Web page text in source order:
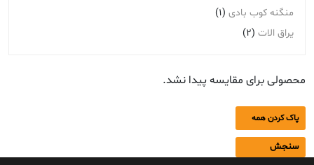
منگنه کوب بادی (1)
یراق الات (2)
محصولی برای مقایسه پیدا نشد.
پاک کردن همه
سنجش